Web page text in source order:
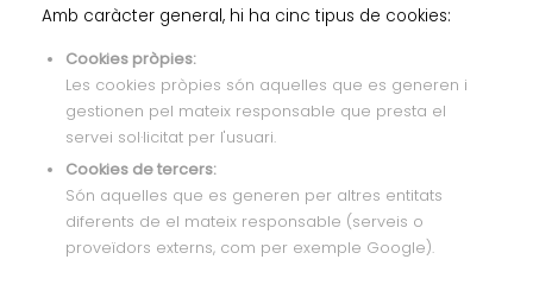
Amb caràcter general, hi ha cinc tipus de cookies:
Cookies pròpies:
Les cookies pròpies són aquelles que es generen i
gestionen pel mateix responsable que presta el
servei sol·licitat per l'usuari.
Cookies de tercers:
Són aquelles que es generen per altres entitats
diferents de el mateix responsable (serveis o
proveïdors externs, com per exemple Google).